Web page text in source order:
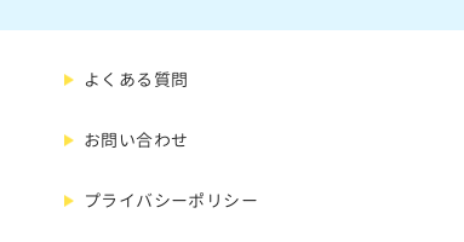
よくある質問
お問い合わせ
プライバシーポリシー